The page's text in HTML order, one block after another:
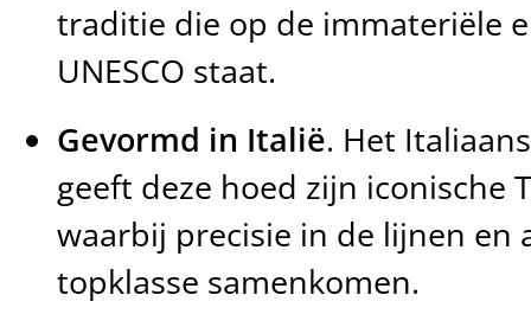
traditie die op de immateriële
UNESCO staat.
Gevormd in Italië. Het
geeft deze hoed zijn iconische
waarbij precisie in de lijnen en
topklasse samenkomen.